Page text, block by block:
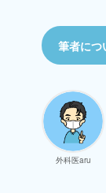
筆者につ
外科医aru